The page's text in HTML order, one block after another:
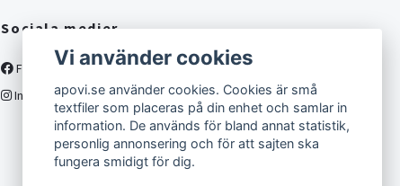
Sociala medier
Facebook
Instagram
Vi använder cookies
apovi.se använder cookies. Cookies är små
textfiler som placeras på din enhet och samlar in
information. De används för bland annat statistik,
personlig annonsering och för att sajten ska
fungera smidigt för dig.